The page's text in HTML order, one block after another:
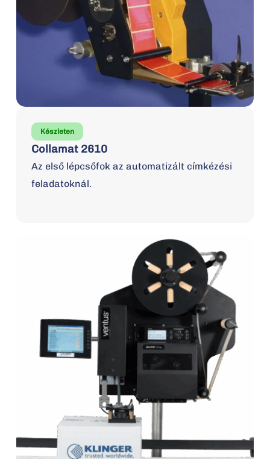
Collamat 2610
Készleten
Az első lépcsőfok az automatizált címkézési
feladatoknál.